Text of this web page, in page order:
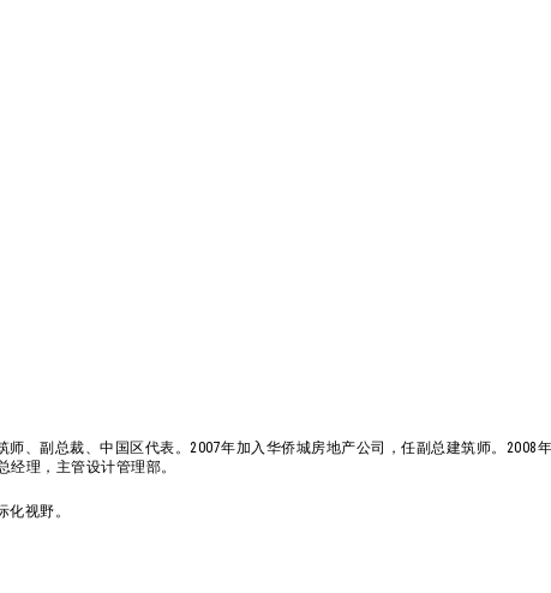
、副总裁、中国区代表。2007年加入华侨城房地产公司，任副总建筑师。2008
理，主管设计管理部。
视野。